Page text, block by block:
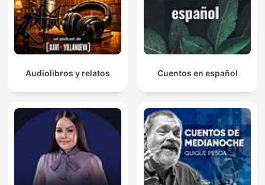
Audiolibros y relatos Cuentos en español